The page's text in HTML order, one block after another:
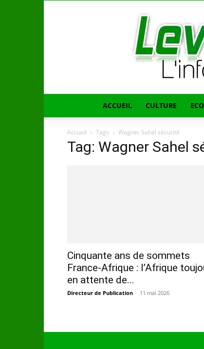
ACCUEIL CULTURE
Accueil Tags Wagner Sahel sécurité
Tag: Wagner Sahel
Cinquante ans de sommets
France-Afrique : l’Afrique
en attente de...
Directeur de Publication - 11 mai 2026